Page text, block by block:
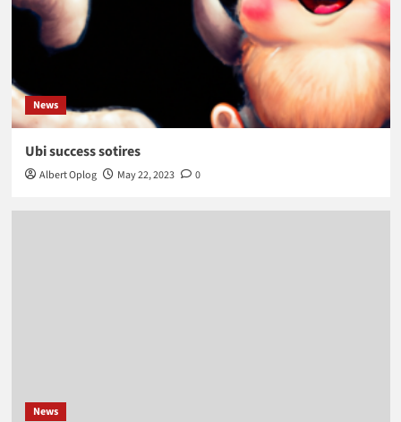
News
Ubi success sotires
Albert Oplog May 22, 2023 0
News